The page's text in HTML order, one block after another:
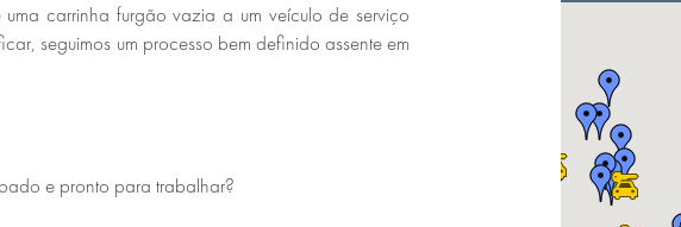
carrinha furgão vazia a um veículo de serviço
seguimos um processo bem definido assente em
e pronto para trabalhar?